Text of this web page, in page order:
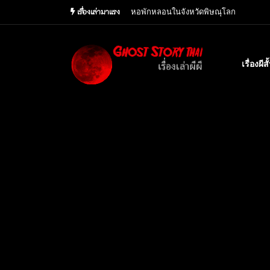
เรื่องเล่ามาแรง เจ้าสาวที่รอคอย เรื่องเล่าจากทางบ้าน
เรื่องผี